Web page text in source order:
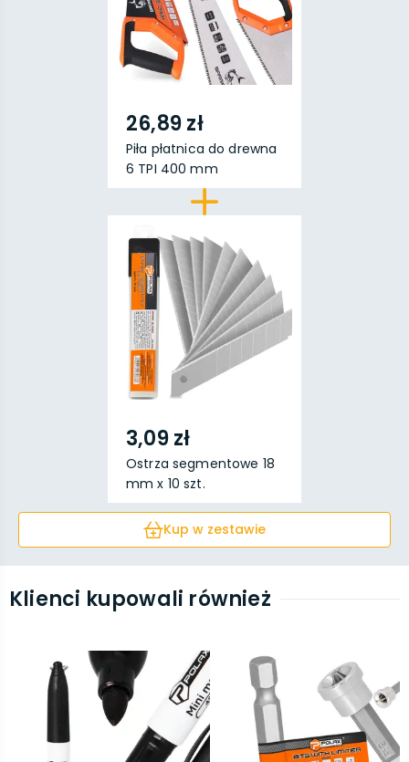
26,89 zł
Piła płatnica do drewna
6 TPI 400 mm
3,09 zł
Ostrza segmentowe 18
mm x 10 szt.
Kup w zestawie
Klienci kupowali również